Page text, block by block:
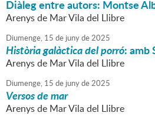
Diàleg entre autors: Montse
Arenys de Mar Vila del Llibre
Diumenge, 15 de junyde2025
Història galàctica del porró: amb
Arenys de Mar Vila del Llibre
Diumenge, 15 de junyde2025
Versos de mar
Arenys de Mar Vila del Llibre